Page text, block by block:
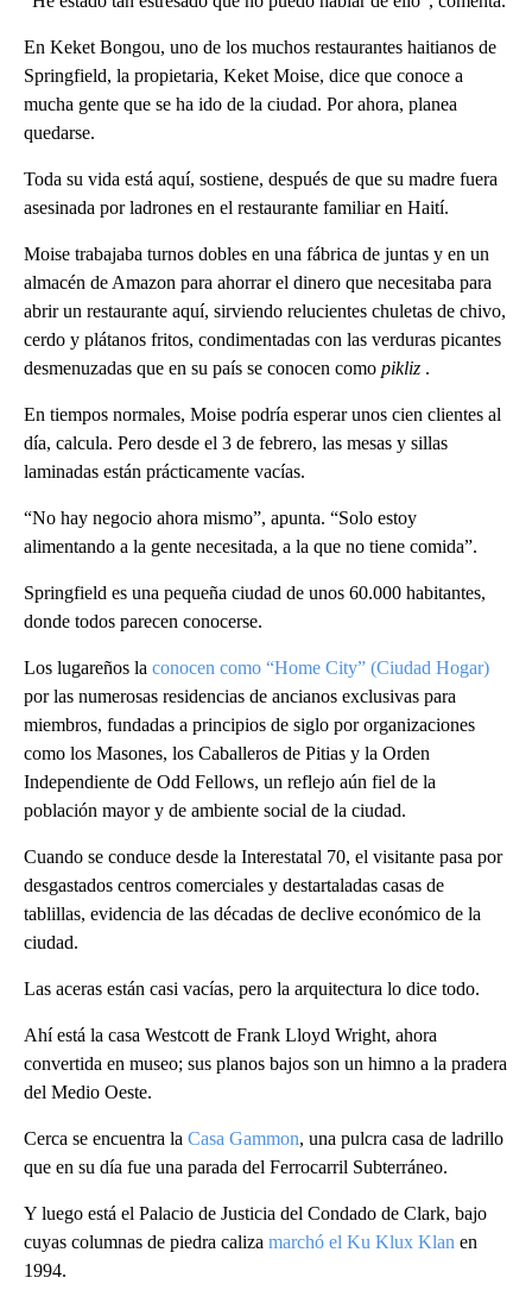
En Keket Bongou, uno de los muchos restaurantes haitianos de
Springfield, la propietaria, Keket Moise, dice que conoce a
mucha gente que se ha ido de la ciudad. Por ahora, planea
quedarse.
Toda su vida está aquí, sostiene, después de que su madre fuera
asesinada por ladrones en el restaurante familiar en Haití.
Moise trabajaba turnos dobles en una fábrica de juntas y en un
almacén de Amazon para ahorrar el dinero que necesitaba para
abrir un restaurante aquí, sirviendo relucientes chuletas de chivo,
cerdo y plátanos fritos, condimentadas con las verduras picantes
desmenuzadas que en su país se conocen como pikliz .
En tiempos normales, Moise podría esperar unos cien clientes al
día, calcula. Pero desde el 3 de febrero, las mesas y sillas
laminadas están prácticamente vacías.
“No hay negocio ahora mismo”, apunta. “Solo estoy
alimentando a la gente necesitada, a la que no tiene comida”.
Springfield es una pequeña ciudad de unos 60.000 habitantes,
donde todos parecen conocerse.
Los lugareños la conocen como “Home City” (Ciudad Hogar)
por las numerosas residencias de ancianos exclusivas para
miembros, fundadas a principios de siglo por organizaciones
como los Masones, los Caballeros de Pitias y la Orden
Independiente de Odd Fellows, un reflejo aún fiel de la
población mayor y de ambiente social de la ciudad.
Cuando se conduce desde la Interestatal 70, el visitante pasa por
desgastados centros comerciales y destartaladas casas de
tablillas, evidencia de las décadas de declive económico de la
ciudad.
Las aceras están casi vacías, pero la arquitectura lo dice todo.
Ahí está la casa Westcott de Frank Lloyd Wright, ahora
convertida en museo; sus planos bajos son un himno a la pradera
del Medio Oeste.
Cerca se encuentra la Casa Gammon, una pulcra casa de ladrillo
que en su día fue una parada del Ferrocarril Subterráneo.
Y luego está el Palacio de Justicia del Condado de Clark, bajo
cuyas columnas de piedra caliza marchó el Ku Klux Klan en
1994.